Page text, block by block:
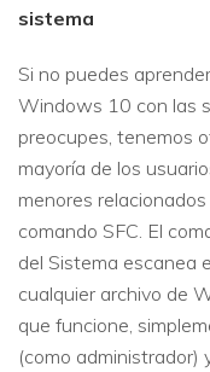
sistema
Si no puedes
Windows 10 con las
preocupes, tenemos
mayoría de los
menores
comando SFC. El
del Sistema escanea
cualquier archivo de
que funcione,
(como administrador)